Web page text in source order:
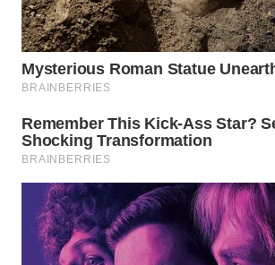
SUKABUMI
WN
PURWAKARTA
WN
PRIANGAN
TIMUR
WN
SEMARANG